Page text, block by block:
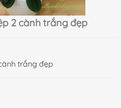
2 cành trắng đẹp
trắng đẹp